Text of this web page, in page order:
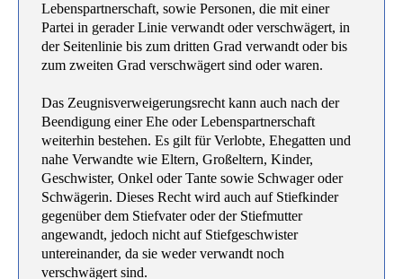
Lebenspartnerschaft, sowie Personen, die mit einer
Partei in gerader Linie verwandt oder verschwägert, in
der Seitenlinie bis zum dritten Grad verwandt oder bis
zum zweiten Grad verschwägert sind oder waren.
Das Zeugnisverweigerungsrecht kann auch nach der
Beendigung einer Ehe oder Lebenspartnerschaft
weiterhin bestehen. Es gilt für Verlobte, Ehegatten und
nahe Verwandte wie Eltern, Großeltern, Kinder,
Geschwister, Onkel oder Tante sowie Schwager oder
Schwägerin. Dieses Recht wird auch auf Stiefkinder
gegenüber dem Stiefvater oder der Stiefmutter
angewandt, jedoch nicht auf Stiefgeschwister
untereinander, da sie weder verwandt noch
verschwägert sind.